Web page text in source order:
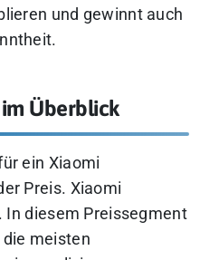
und gewinnt auch
Überblick
ein Xiaomi
Preis. Xiaomi
diesem Preissegment
meisten